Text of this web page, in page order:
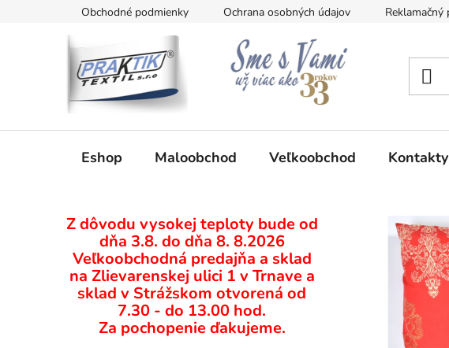
Obchodné podmienky Ochrana osobných údajov Reklamačný
Eshop Maloobchod Veľkoobchod Kontakty
o
č
n
Z dôvodu vysokej teploty bude od
dňa 3.8. do dňa 8. 8.2026
Veľkoobchodná predajňa a sklad
na Zlievarenskej ulici 1 v Trnave a
sklad v Strážskom otvorená od
7.30 - do 13.00 hod.
Za pochopenie ďakujeme.